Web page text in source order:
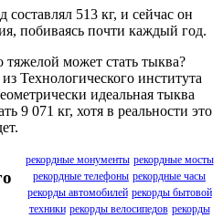
513 кг, и сейчас он
побиваясь почти каждый год.
тяжелой может стать тыква?
Технологического института
идеальная тыква
9 071 кг, хотя в реальности это
рекордные монументы рекордные мосты
рекордные телефоны рекордные часы
рекорды автомобилей рекорды бытовой
техники рекорды велосипедов рекорды